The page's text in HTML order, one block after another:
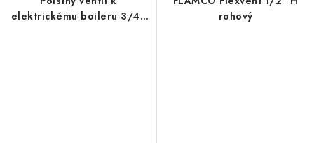
elektrickému boileru 3/4"
rohový